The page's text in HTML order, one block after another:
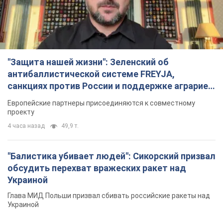
"Защита нашей жизни": Зеленский об
антибаллистической системе FREYJA,
санкциях против России и поддержке аграриев.
Видео
Европейские партнеры присоединяются к совместному
проекту
4 часа назад 49,9 т.
"Балистика убивает людей": Сикорский призвал
обсудить перехват вражеских ракет над
Украиной
Глава МИД Польши призвал сбивать российские ракеты над
Украиной